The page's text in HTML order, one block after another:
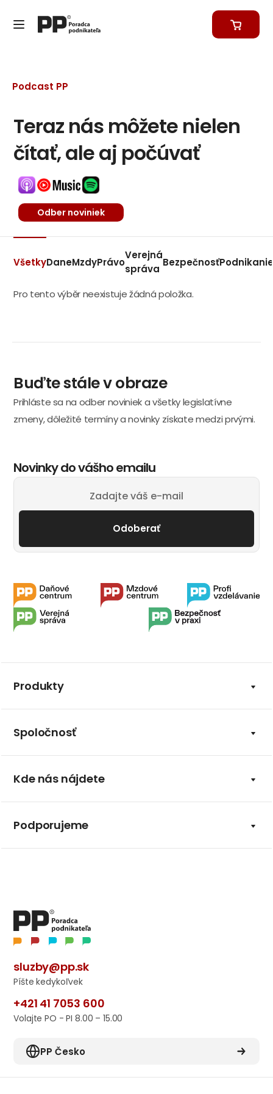
Podcast PP
Teraz nás môžete nielen
čítať, ale aj počúvať
Odber noviniek
VšetkyDaneMzdyPrávo
Verejná
správa
Bezpečnosť
Pro tento výběr neexistuje žádná položka.
Buďte stále v obraze
Prihláste sa na odber noviniek a všetky legislatívne
zmeny, dôležité termíny a novinky získate medzi prvými.
Novinky do vášho emailu
Odoberať
Produkty
Spoločnosť
Kde nás nájdete
Podporujeme
sluzby@pp.sk
Píšte kedykoľvek
+421 41 7053 600
Volajte PO - PI 8.00 – 15.00
PP Česko